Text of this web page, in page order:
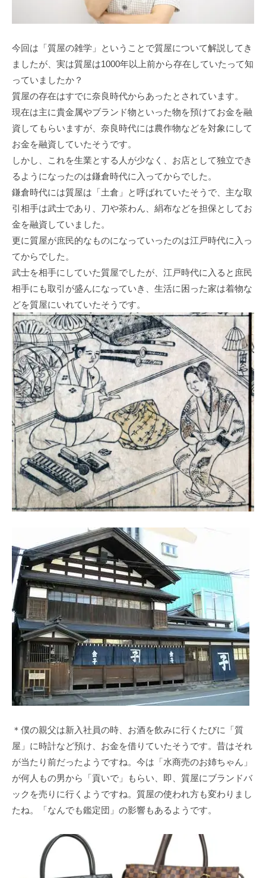
今回は「質屋の雑学」ということで質屋について解説してき
ましたが、実は質屋は1000年以上前から存在していたって知
っていましたか？
質屋の存在はすでに奈良時代からあったとされています。
現在は主に貴金属やブランド物といった物を預けてお金を融
資してもらいますが、奈良時代には農作物などを対象にして
お金を融資していたそうです。
しかし、これを生業とする人が少なく、お店として独立でき
るようになったのは鎌倉時代に入ってからでした。
鎌倉時代には質屋は「土倉」と呼ばれていたそうで、主な取
引相手は武士であり、刀や茶わん、絹布などを担保としてお
金を融資していました。
更に質屋が庶民的なものになっていったのは江戸時代に入っ
てからでした。
武士を相手にしていた質屋でしたが、江戸時代に入ると庶民
相手にも取引が盛んになっていき、生活に困った家は着物な
どを質屋にいれていたそうです。
＊僕の親父は新入社員の時、お酒を飲みに行くたびに「質
屋」に時計など預け、お金を借りていたそうです。昔はそれ
が当たり前だったようですね。今は「水商売のお姉ちゃん」
が何人もの男から「貢いで」もらい、即、質屋にブランドバ
ックを売りに行くようですね。質屋の使われ方も変わりまし
たね。「なんでも鑑定団」の影響もあるようです。